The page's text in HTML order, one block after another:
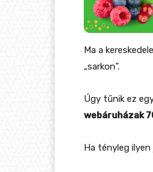
Ma a
„sarkon”.
Úgy tűnik ez
webáruházak
Ha tényleg